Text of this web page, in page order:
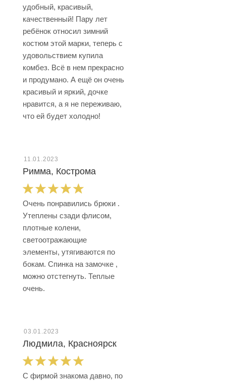
удобный, красивый,
качественный! Пару лет
ребёнок относил зимний
костюм этой марки, теперь с
удовольствием купила
комбез. Всё в нем прекрасно
и продумано. А ещё он очень
красивый и яркий, дочке
нравится, а я не переживаю,
что ей будет холодно!
11.01.2023
Римма, Кострома
Очень понравились брюки .
Утеплены сзади флисом,
плотные колени,
светоотражающие
элементы, утягиваются по
бокам. Спинка на замочке ,
можно отстегнуть. Теплые
очень.
03.01.2023
Людмила, Красноярск
С фирмой знакома давно, по